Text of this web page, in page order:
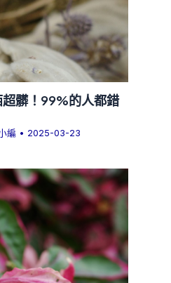
髒！99%的人都錯
編 • 2025-03-23